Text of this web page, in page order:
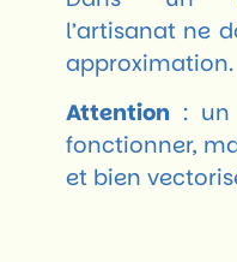
l’artisanat ne
approximation.
Attention : un
fonctionner,
et bien